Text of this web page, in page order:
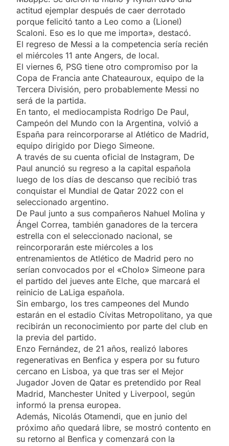
actitud ejemplar después de caer derrotado
porque felicitó tanto a Leo como a (Lionel)
Scaloni. Eso es lo que me importa», destacó.
El regreso de Messi a la competencia sería recién
el miércoles 11 ante Angers, de local.
El viernes 6, PSG tiene otro compromiso por la
Copa de Francia ante Chateauroux, equipo de la
Tercera División, pero probablemente Messi no
será de la partida.
En tanto, el mediocampista Rodrigo De Paul,
Campeón del Mundo con la Argentina, volvió a
España para reincorporarse al Atlético de Madrid,
equipo dirigido por Diego Simeone.
A través de su cuenta oficial de Instagram, De
Paul anunció su regreso a la capital española
luego de los días de descanso que recibió tras
conquistar el Mundial de Qatar 2022 con el
seleccionado argentino.
De Paul junto a sus compañeros Nahuel Molina y
Ángel Correa, también ganadores de la tercera
estrella con el seleccionado nacional, se
reincorporarán este miércoles a los
entrenamientos de Atlético de Madrid pero no
serían convocados por el «Cholo» Simeone para
el partido del jueves ante Elche, que marcará el
reinicio de LaLiga española.
Sin embargo, los tres campeones del Mundo
estarán en el estadio Cívitas Metropolitano, ya que
recibirán un reconocimiento por parte del club en
la previa del partido.
Enzo Fernández, de 21 años, realizó labores
regenerativas en Benfica y espera por su futuro
cercano en Lisboa, ya que tras ser el Mejor
Jugador Joven de Qatar es pretendido por Real
Madrid, Manchester United y Liverpool, según
informó la prensa europea.
Además, Nicolás Otamendi, que en junio del
próximo año quedará libre, se mostró contento en
su retorno al Benfica y comenzará con la